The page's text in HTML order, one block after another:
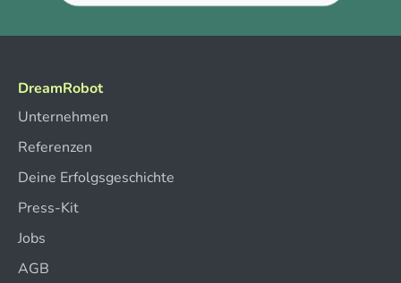
DreamRobot
Unternehmen
Referenzen
Deine Erfolgsgeschichte
Press-Kit
Jobs
AGB